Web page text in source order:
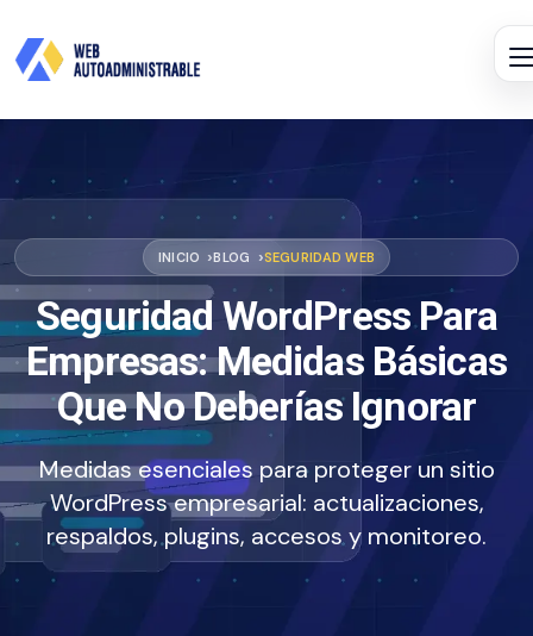
INICIO BLOG SEGURIDAD WEB
Seguridad WordPress Para
Empresas: Medidas Básicas
Que No Deberías Ignorar
Medidas esenciales para proteger un sitio
WordPress empresarial: actualizaciones,
respaldos, plugins, accesos y monitoreo.